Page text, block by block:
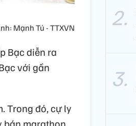
Mạnh Tú - TTXVN
Bạc diễn ra
với gần
Trong đó, cự ly
bán marathon